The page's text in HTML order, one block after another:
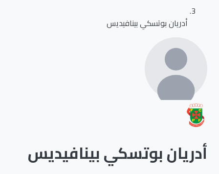
أدريان بوتسكي بينافيديس
أدريان بوتسكي بينافيديس